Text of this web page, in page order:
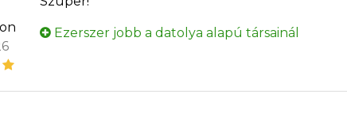
Ezerszer jobb a datolya alapú társainál